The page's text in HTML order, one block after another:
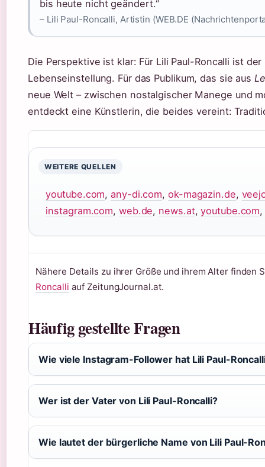
bis heute nicht geändert.“
– Lili Paul-Roncalli, Artistin (WEB.DE
Die Perspektive ist klar: Für Lili Paul-Roncalli ist
Lebenseinstellung. Für das Publikum, das sie aus
neue Welt – zwischen nostalgischer Manege und
entdeckt eine Künstlerin, die beides vereint:
WEITERE QUELLEN
youtube.com,any-di.com,ok-magazin.de,
instagram.com, web.de, news.at,youtube.com
Nähere Details zu ihrer Größe und ihrem Alter finden
Roncalli auf ZeitungJournal.at.
Häufig gestellte Fragen
Wie viele Instagram-Follower hat Lili Paul-
Wer ist der Vater von Lili Paul-Roncalli?
Wie lautet der bürgerliche Name von Lili Paul-